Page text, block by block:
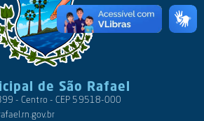
de São Rafael
- Centro - CEP 59518-000